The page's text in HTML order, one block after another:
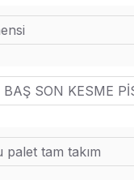
SON KESME
tam takım